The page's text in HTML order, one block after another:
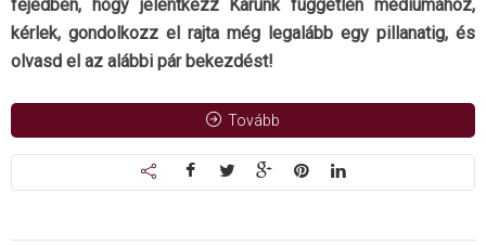
fejedben, hogy jelentkezz Karunk független médiumához,
kérlek, gondolkozz el rajta még legalább egy pillanatig, és
olvasd el az alábbi pár bekezdést!
Tovább